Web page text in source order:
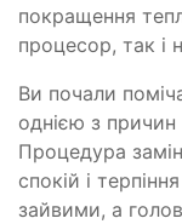
покращення
процесор, так і
Ви почали
однією з
Процедура
спокій і
зайвими, а